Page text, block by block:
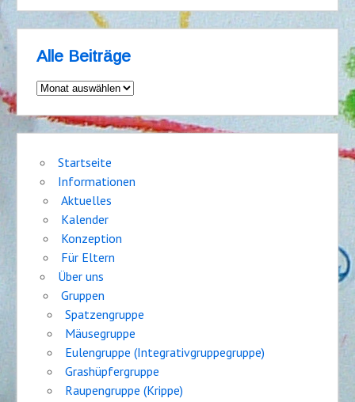
Alle Beiträge
Alle
Beiträge
Startseite
Informationen
Aktuelles
Kalender
Konzeption
Für Eltern
Über uns
Gruppen
Spatzengruppe
Mäusegruppe
Eulengruppe (Integrativgruppegruppe)
Grashüpfergruppe
Raupengruppe (Krippe)